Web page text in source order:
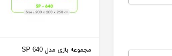
مجموعه بازی مدل SP 640